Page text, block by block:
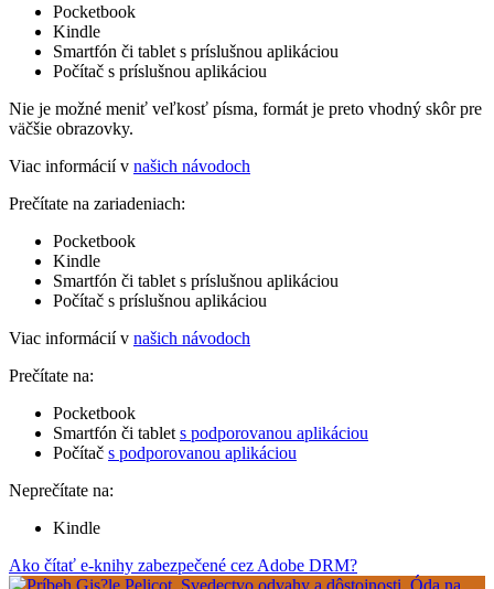
Pocketbook
Kindle
Smartfón či tablet s príslušnou aplikáciou
Počítač s príslušnou aplikáciou
Nie je možné meniť veľkosť písma, formát je preto vhodný skôr pre
väčšie obrazovky.
Viac informácií v našich návodoch
Prečítate na zariadeniach:
Pocketbook
Kindle
Smartfón či tablet s príslušnou aplikáciou
Počítač s príslušnou aplikáciou
Viac informácií v našich návodoch
Prečítate na:
Pocketbook
Smartfón či tablet s podporovanou aplikáciou
Počítač s podporovanou aplikáciou
Neprečítate na:
Kindle
Ako čítať e-knihy zabezpečené cez Adobe DRM?